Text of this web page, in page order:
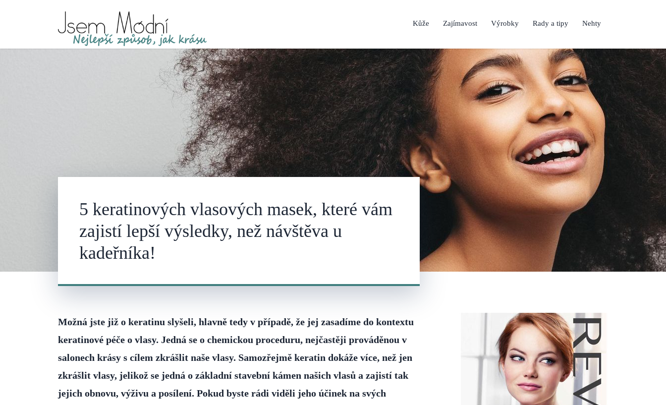
Kůže Zajímavost Výrobky Rady a tipy Nehty
5 keratinových vlasových masek, které vám
zajistí lepší výsledky, než návštěva u
kadeřníka!
Možná jste již o keratinu slyšeli, hlavně tedy v případě, že jej zasadíme do kontextu
keratinové péče o vlasy. Jedná se o chemickou proceduru, nejčastěji prováděnou v
salonech krásy s cílem zkrášlit naše vlasy. Samozřejmě keratin dokáže více, než jen
zkrášlit vlasy, jelikož se jedná o základní stavební kámen našich vlasů a zajistí tak
jejich obnovu, výživu a posílení. Pokud byste rádi viděli jeho účinek na svých